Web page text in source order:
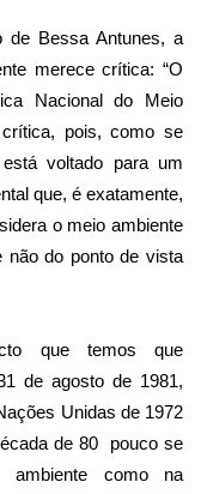
de Bessa Antunes, a
merece crítica: “O
Nacional do Meio
pois, como se
voltado para um
que, é exatamente,
o meio ambiente
não do ponto de vista
que temos que
de agosto de 1981,
Unidas de 1972
de 80
pouco se
ambiente como na